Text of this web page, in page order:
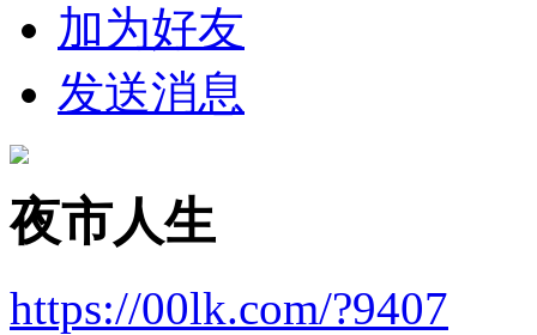
加为好友
发送消息
夜市人生
https://00lk.com/?9407